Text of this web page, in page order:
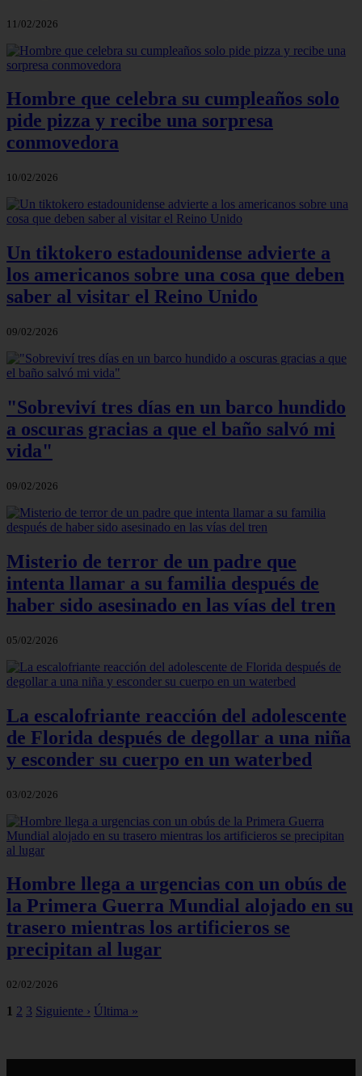
11/02/2026
Hombre que celebra su cumpleaños solo
pide pizza y recibe una sorpresa
conmovedora
10/02/2026
Un tiktokero estadounidense advierte a
los americanos sobre una cosa que deben
saber al visitar el Reino Unido
09/02/2026
"Sobreviví tres días en un barco hundido
a oscuras gracias a que el baño salvó mi
vida"
09/02/2026
Misterio de terror de un padre que
intenta llamar a su familia después de
haber sido asesinado en las vías del tren
05/02/2026
La escalofriante reacción del adolescente
de Florida después de degollar a una niña
y esconder su cuerpo en un waterbed
03/02/2026
Hombre llega a urgencias con un obús de
la Primera Guerra Mundial alojado en su
trasero mientras los artificieros se
precipitan al lugar
02/02/2026
1 2 3 Siguiente › Última »